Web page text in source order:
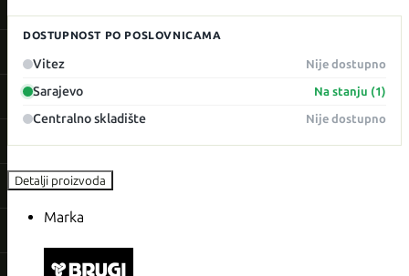
DOSTUPNOST PO POSLOVNICAMA
Vitez Nije dostupno
Sarajevo Na stanju (1)
Centralno skladište Nije dostupno
Detalji proizvoda
Marka